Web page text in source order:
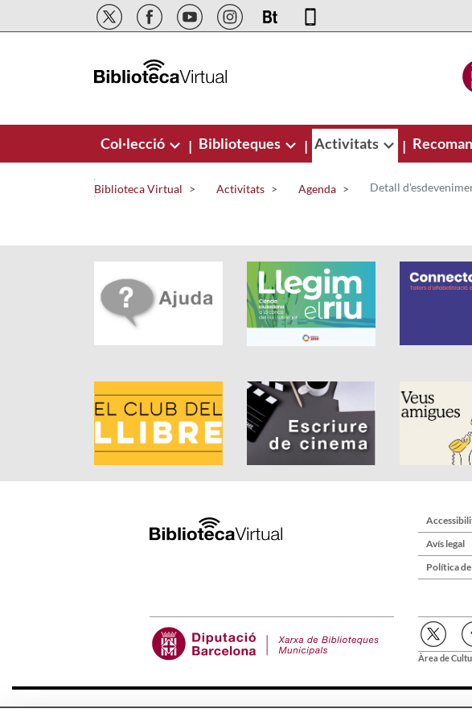
Salta al contingut principal
Col·lecció | Biblioteques | Activitats |
Biblioteca Virtual Activitats Agenda Detall
Avís legal
Política
Àrea de